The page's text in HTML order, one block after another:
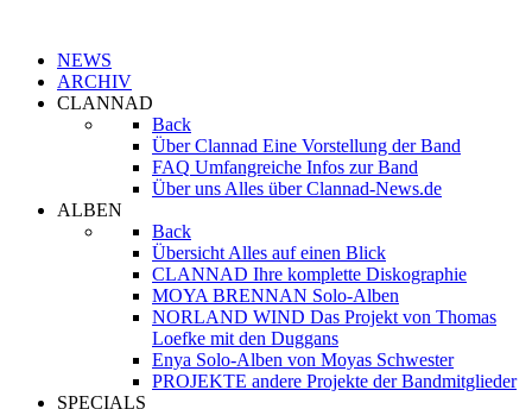
NEWS
ARCHIV
CLANNAD
Back
Über Clannad Eine Vorstellung der Band
FAQ Umfangreiche Infos zur Band
Über uns Alles über Clannad-News.de
ALBEN
Back
Übersicht Alles auf einen Blick
CLANNAD Ihre komplette Diskographie
MOYA BRENNAN Solo-Alben
NORLAND WIND Das Projekt von Thomas
Loefke mit den Duggans
Enya Solo-Alben von Moyas Schwester
PROJEKTE andere Projekte der Bandmitglieder
SPECIALS